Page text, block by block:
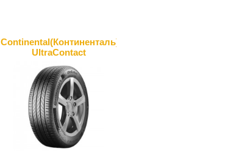
Continental(Континенталь)
UltraContact